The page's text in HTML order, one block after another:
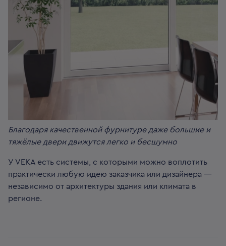
Благодаря качественной фурнитуре даже большие и
тяжёлые двери движутся легко и бесшумно
У VEKA есть системы, с которыми можно воплотить
практически любую идею заказчика или дизайнера —
независимо от архитектуры здания или климата в
регионе.